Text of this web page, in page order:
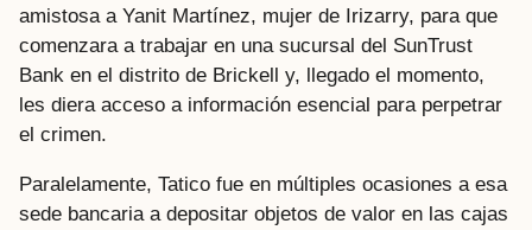
amistosa a Yanit Martínez, mujer de Irizarry, para que
comenzara a trabajar en una sucursal del SunTrust
Bank en el distrito de Brickell y, llegado el momento,
les diera acceso a información esencial para perpetrar
el crimen.
Paralelamente, Tatico fue en múltiples ocasiones a esa
sede bancaria a depositar objetos de valor en las cajas